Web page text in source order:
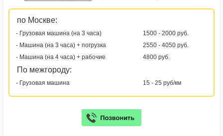
по Москве:
- Грузовая машина (на 3 часа)
1500 - 2000 руб.
- Машина (на 3 часа) + погрузка
2550 - 4050 руб.
- Машина (на 4 часа) + рабочие
4800 руб.
По межгороду:
- Грузовая машина 15 - 25 руб/км